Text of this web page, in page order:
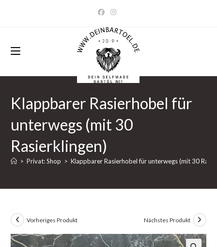
Klappbarer Rasierhobel für
unterwegs (mit 30
Rasierklingen)
> Privat: Shop > Klappbarer Rasierhobel für unterwegs (mit 30
Vorheriges Produkt Nächstes Produkt